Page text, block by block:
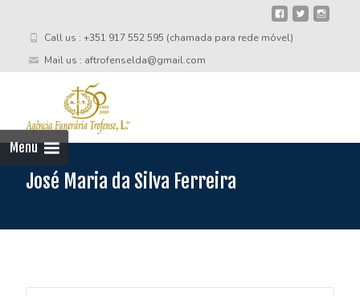
Call us : +351 917 552 595 (chamada para rede móvel)
Mail us : aftrofenselda@gmail.com
Menu
José Maria da Silva Ferreira